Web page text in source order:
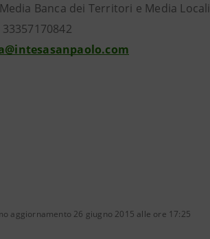
Banca dei Territori e Media Locali
aggiornamento 26 giugno 2015 alle ore 17:25